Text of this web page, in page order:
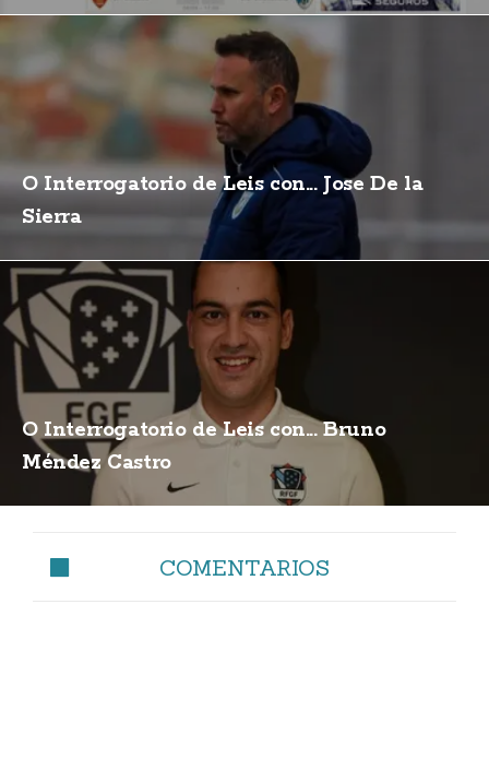
O Interrogatorio de Leis con... Jose De la
Sierra
O Interrogatorio de Leis con... Bruno
Méndez Castro
COMENTARIOS